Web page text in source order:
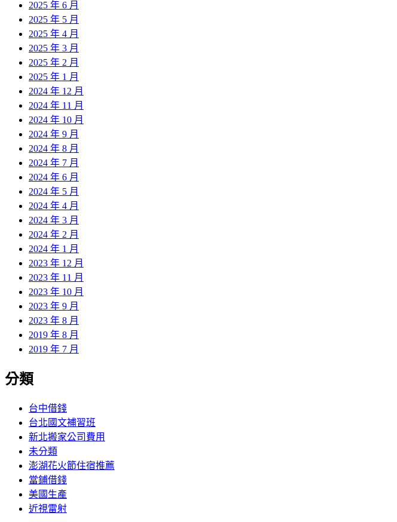
2025 年 6 月
2025 年 5 月
2025 年 4 月
2025 年 3 月
2025 年 2 月
2025 年 1 月
2024 年 12 月
2024 年 11 月
2024 年 10 月
2024 年 9 月
2024 年 8 月
2024 年 7 月
2024 年 6 月
2024 年 5 月
2024 年 4 月
2024 年 3 月
2024 年 2 月
2024 年 1 月
2023 年 12 月
2023 年 11 月
2023 年 10 月
2023 年 9 月
2023 年 8 月
2019 年 8 月
2019 年 7 月
分類
台中借錢
台北國文補習班
新北搬家公司費用
未分類
澎湖花火節住宿推薦
當鋪借錢
美國生產
近視雷射